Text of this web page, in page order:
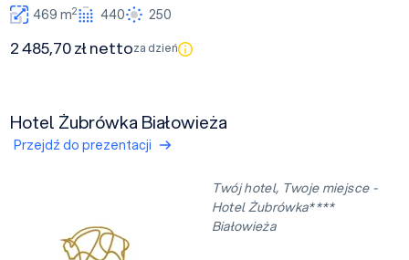
469 m2 440 250
2 485,70 zł nettoza dzień
Hotel Żubrówka Białowieża
Przejdź do prezentacji
Twój hotel, Twoje miejsce -
Hotel Żubrówka****
Białowieża